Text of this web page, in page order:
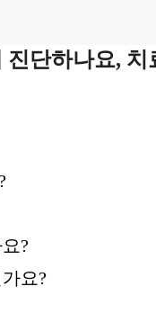
단하나요,
?
요?